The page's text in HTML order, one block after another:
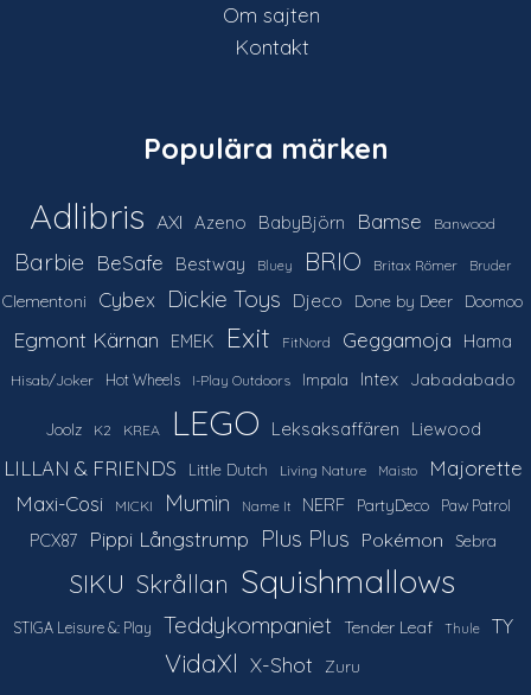
Om sajten
Kontakt
Populära märken
Adlibris AXI Azeno BabyBjörn Bamse Banwood
Barbie BeSafe Bestway Bluey BRIO Britax Römer Bruder
Clementoni Cybex Dickie Toys Djeco Done by Deer Doomoo
Egmont Kärnan EMEK Exit FitNord Geggamoja Hama
Hisab/Joker Hot Wheels I-Play Outdoors Impala Intex Jabadabado
Joolz K2 KREA LEGO Leksaksaffären Liewood
LILLAN & FRIENDS Little Dutch Living Nature Maisto
Majorette
Maxi-Cosi
MICKI Mumin Name It NERF PartyDeco Paw Patrol
PCX87 Pippi Långstrump Plus Plus Pokémon Sebra
SIKU Skrållan Squishmallows
STIGA Leisure &: Play Teddykompaniet Tender Leaf Thule TY
VidaXl X-Shot Zuru